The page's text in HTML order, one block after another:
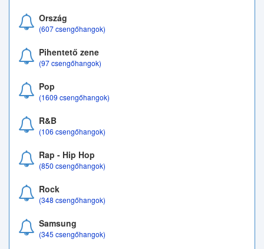
Ország
(607 csengőhangok)
Pihentető zene
(97 csengőhangok)
Pop
(1609 csengőhangok)
R&B
(106 csengőhangok)
Rap - Hip Hop
(850 csengőhangok)
Rock
(348 csengőhangok)
Samsung
(345 csengőhangok)